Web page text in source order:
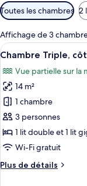
Filtres
disponibles
pour
les
chambres
Toutes les chambres 2
Affichage de 3
Afficher
toutes
les
photos
pour
ce
type
de
chambre :
Chambre
5
Chambre Triple,
Vue partielle sur la
14 m²
1 chambre
3 personnes
1 lit double et 1 lit
Wi-Fi gratuit
Plus de détails
Plus